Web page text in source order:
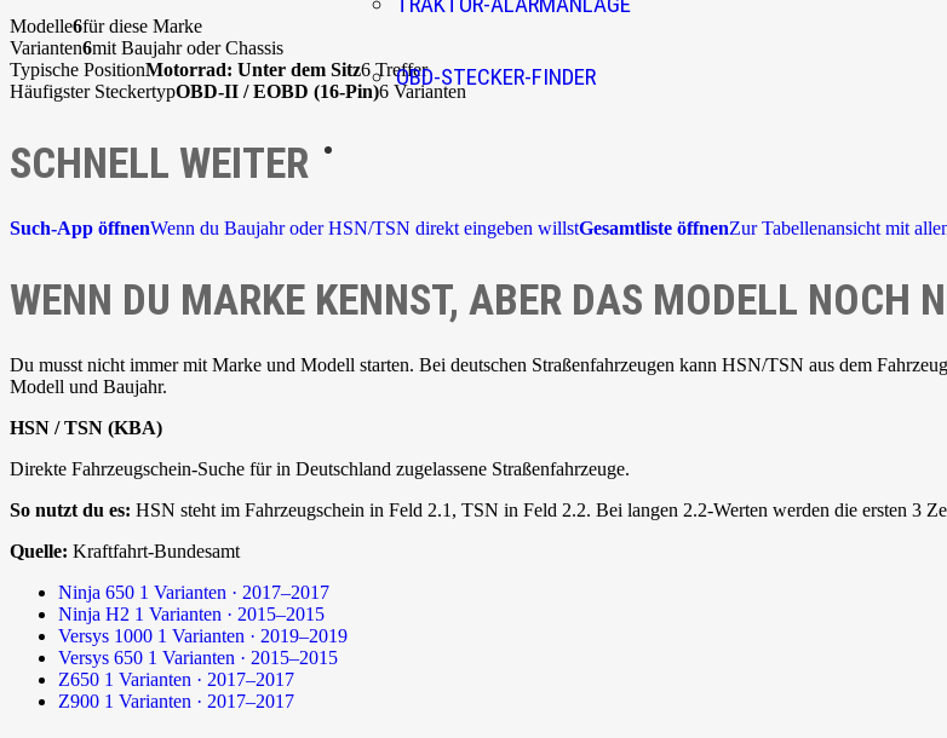
OBD-STECKER-FINDER
Modelle6für diese Marke
Varianten6mit Baujahr oder Chassis
Typische PositionMotorrad: Unter dem Sitz6 Treffer
Häufigster SteckertypOBD-II / EOBD (16-Pin)6 Varianten
SCHNELL WEITER
Such-App öffnenWenn du Baujahr oder HSN/TSN direkt eingeben willstGesamtliste öffnenZur Tabellenansicht mit
WENN DU MARKE KENNST, ABER DAS MODELL NOCH
Du musst nicht immer mit Marke und Modell starten. Bei deutschen Straßenfahrzeugen kann HSN/TSN aus dem
Modell und Baujahr.
HSN / TSN (KBA)
Direkte Fahrzeugschein-Suche für in Deutschland zugelassene Straßenfahrzeuge.
So nutzt du es: HSN steht im Fahrzeugschein in Feld 2.1, TSN in Feld 2.2. Bei langen 2.2-Werten werden die ersten 3
Quelle: Kraftfahrt-Bundesamt
Ninja 650 1 Varianten · 2017–2017
Ninja H2 1 Varianten · 2015–2015
Versys 1000 1 Varianten · 2019–2019
Versys 650 1 Varianten · 2015–2015
Z650 1 Varianten · 2017–2017
Z900 1 Varianten · 2017–2017